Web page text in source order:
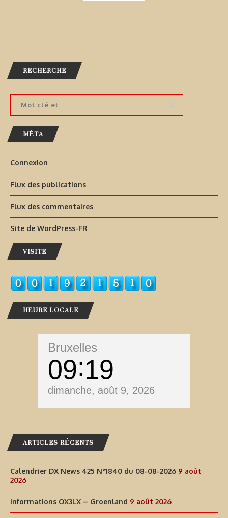
RECHERCHE
MÉTA
Connexion
Flux des publications
Flux des commentaires
Site de WordPress-FR
VISITE
HEURE LOCALE
Bruxelles
09 19
dimanche, août 9, 2026
ARTICLES RÉCENTS
Calendrier DX News 425 N°1840 du 08-08-2026 9 août
2026
Informations OX3LX – Groenland 9 août 2026